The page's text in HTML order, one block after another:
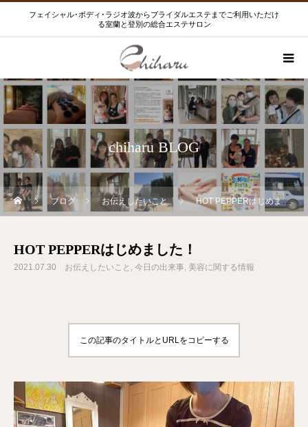
フェイシャル･ボディ･ラジオ波からブライダルエステまでご利用いただけ
る室蘭と登別の総合エステサロン
chiharu BLOG
ブログ お伝えしたいこと HOT PEPPERはじめました！
HOT PEPPERはじめました！
2021.07.30 お伝えしたいこと 今日の出来事 美容に関する情報
この記事のタイトルとURLをコピーする